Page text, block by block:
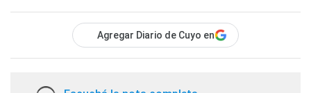
Agregar Diario de Cuyo en